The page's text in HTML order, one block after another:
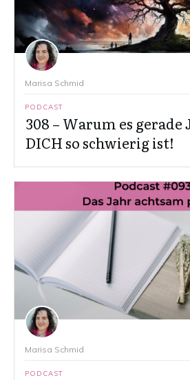
Marisa Schmid
PODCAST
308 – Warum es gerade
DICH so schwierig ist!
Marisa Schmid
PODCAST